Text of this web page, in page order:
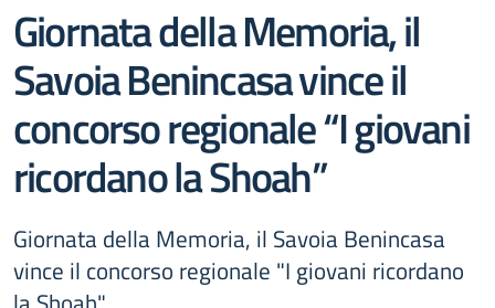
Giornata della Memoria, il
Savoia Benincasa vince il
concorso regionale “I giovani
ricordano la Shoah”
Giornata della Memoria, il Savoia Benincasa
vince il concorso regionale "I giovani ricordano